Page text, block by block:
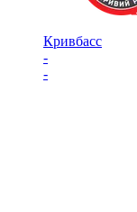
Кривбасс
-
-